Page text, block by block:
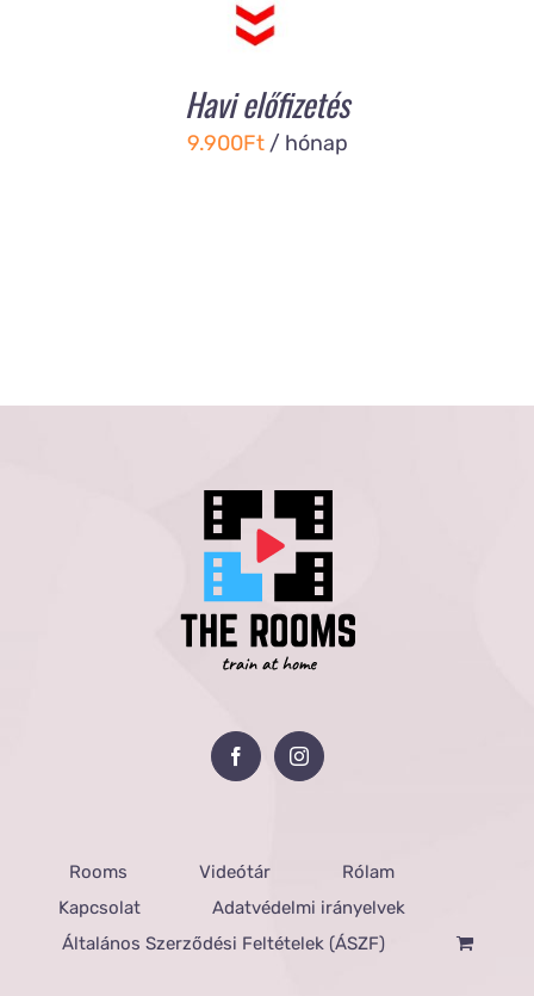
Havi előfizetés
9.900Ft / hónap
Rooms Videótár
Rólam
Kapcsolat
Adatvédelmi irányelvek
Általános Szerződési Feltételek (ÁSZF)